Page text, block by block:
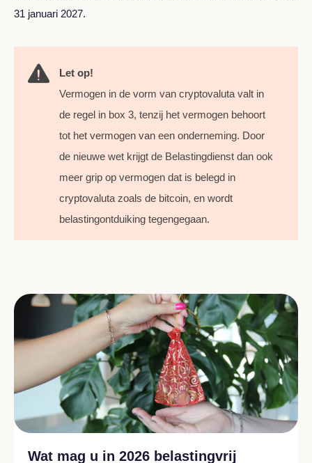
31 januari 2027.
Let op!
Vermogen in de vorm van cryptovaluta valt in
de regel in box 3, tenzij het vermogen behoort
tot het vermogen van een onderneming. Door
de nieuwe wet krijgt de Belastingdienst dan ook
meer grip op vermogen dat is belegd in
cryptovaluta zoals de bitcoin, en wordt
belastingontduiking tegengegaan.
Wat mag u in 2026 belastingvrij